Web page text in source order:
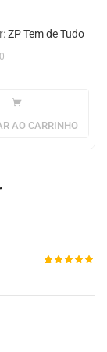
ZP Tem de Tudo
0
AO CARRINHO
de 5,